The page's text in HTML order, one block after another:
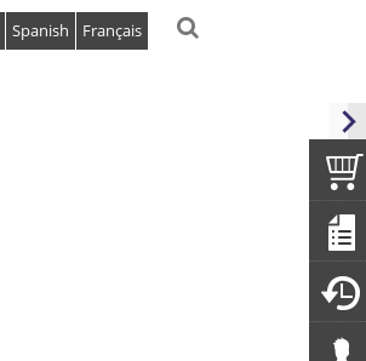
Spanish Français